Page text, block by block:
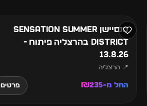
סנסיישן Sensation Summer
District בהרצליה פיתוח -
13.8.26
📍 הרצליה
החל מ-₪235 פרטים